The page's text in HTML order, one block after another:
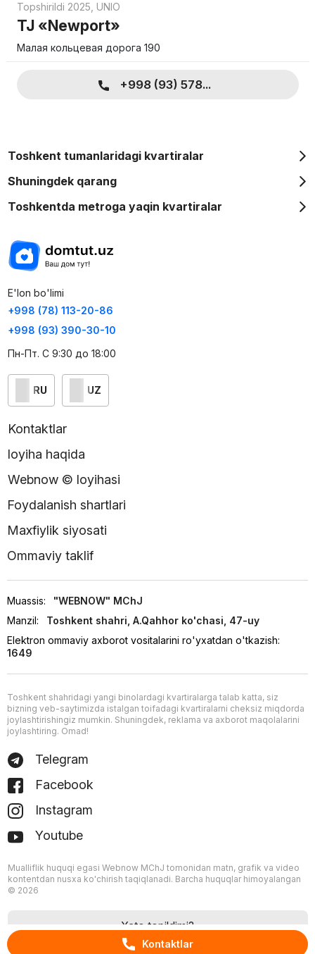
Kontaktlar
Topshirildi 2025 UNIO
TJ «Newport»
Малая кольцевая дорога 190
+998 (93) 578...
Toshkent tumanlaridagi kvartiralar
Shuningdek qarang
Toshkentda metroga yaqin kvartiralar
E'lon bo'limi
+998 (78) 113-20-86
+998 (93) 390-30-10
Пн-Пт. С 9:30 до 18:00
RU UZ
Kontaktlar
loyiha haqida
Webnow © loyihasi
Foydalanish shartlari
Maxfiylik siyosati
Ommaviy taklif
Muassis:
"WEBNOW" MChJ
Manzil:
Toshkent shahri, A.Qahhor ko'chasi, 47-uy
Elektron ommaviy axborot vositalarini ro'yxatdan o'tkazish:
1649
Toshkent shahridagi yangi binolardagi kvartiralarga talab katta, siz
bizning veb-saytimizda istalgan toifadagi kvartiralarni cheksiz miqdorda
joylashtirishingiz mumkin. Shuningdek, reklama va axborot maqolalarini
joylashtiring. Omad!
Telegram
Facebook
Instagram
Youtube
Mualliflik huquqi egasi Webnow MChJ tomonidan matn, grafik va video
kontentdan nusxa ko'chirish taqiqlanadi. Barcha huquqlar himoyalangan
© 2026
Xato topildimi?